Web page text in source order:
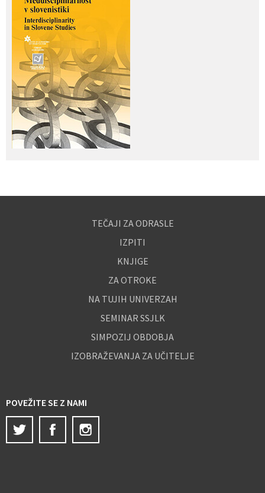
TEČAJI ZA ODRASLE
IZPITI
KNJIGE
ZA OTROKE
NA TUJIH UNIVERZAH
SEMINAR SSJLK
SIMPOZIJ OBDOBJA
IZOBRAŽEVANJA ZA UČITELJE
POVEŽITE SE Z NAMI
Twitter
Facebook